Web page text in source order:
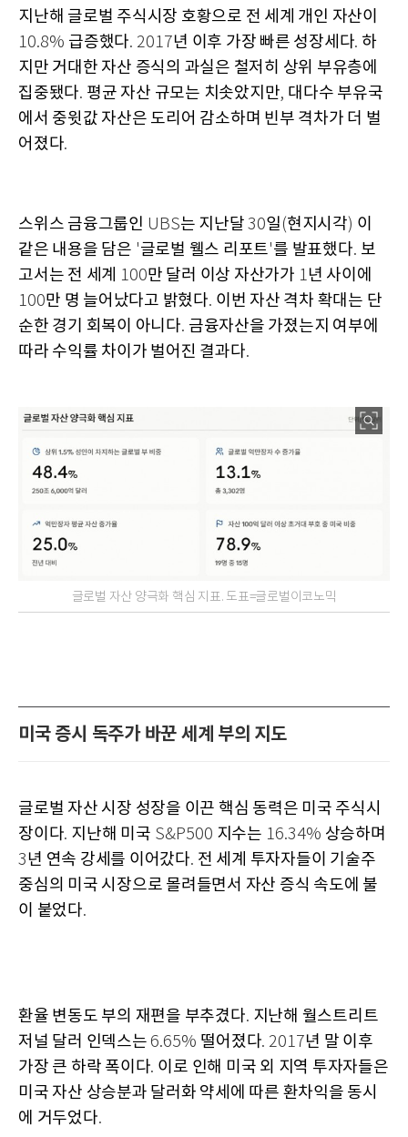
지난해 글로벌 주식시장 호황으로 전 세계 개인 자산이
10.8% 급증했다. 2017년 이후 가장 빠른 성장세다. 하
지만 거대한 자산 증식의 과실은 철저히 상위 부유층에
집중됐다. 평균 자산 규모는 치솟았지만, 대다수 부유국
에서 중윗값 자산은 도리어 감소하며 빈부 격차가 더 벌
어졌다.
스위스 금융그룹인 UBS는 지난달 30일 (현지시각) 이
같은 내용을 담은 '글로벌 웰스 리포트'를 발표했다. 보
고서는 전 세계
100만 달러 이상 자산가가 1년 사이에
100만 명 늘어났다고 밝혔다. 이번 자산 격차 확대는 단
순한 경기 회복이 아니다. 금융자산을 가졌는지 여부에
따라 수익률 차이가 벌어진 결과다.
글로벌 자산 양극화 핵심 지표. 도표=글로벌이코노믹
미국 증시 독주가 바꾼 세계 부의 지도
글로벌 자산 시장 성장을 이끈 핵심 동력은 미국 주식시
장이다. 지난해 미국 S&P500 지수는 16.34% 상승하며
3년 연속 강세를 이어갔다. 전 세계 투자자들이 기술주
중심의 미국 시장으로 몰려들면서 자산 증식 속도에 불
이 붙었다.
환율 변동도 부의 재편을 부추겼다. 지난해 월스트리트
저널 달러 인덱스는 6.65% 떨어졌다. 2017년 말 이후
가장 큰 하락 폭이다. 이로 인해 미국 외 지역 투자자들은
미국 자산 상승분과 달러화 약세에 따른 환차익을 동시
에 거두었다.